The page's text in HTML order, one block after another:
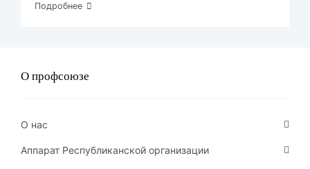
Подробнее
О профсоюзе
О нас
Аппарат Республиканской организации